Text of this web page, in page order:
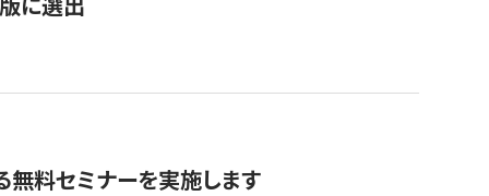
無料セミナーを実施します